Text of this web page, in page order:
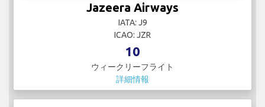
Jazeera Airways
IATA: J9
ICAO: JZR
10
ウィークリーフライト
詳細情報